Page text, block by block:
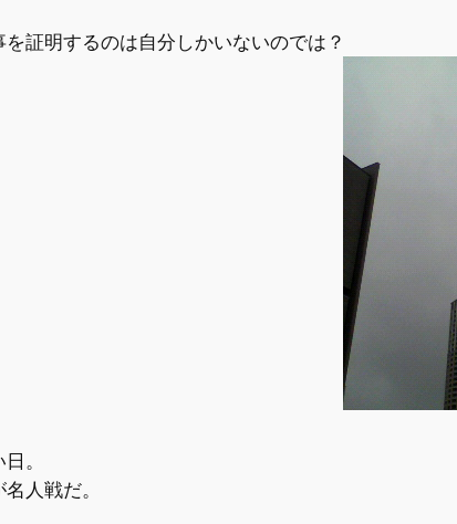
証明するのは自分しかいないのでは？
。
人戦だ。